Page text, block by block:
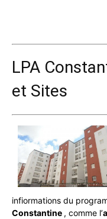
LPA
et Sites
infiormations du
Constantine , comme l’